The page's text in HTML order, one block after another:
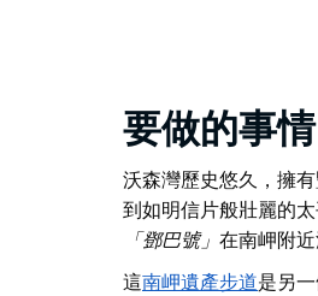
要做的事情
沃森灣歷史悠久，擁
到如明信片般壯麗的
「鄧巴號」 在南岬附近
這南岬遺產步道是另